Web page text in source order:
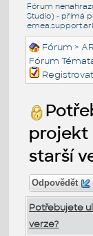
Fórum
Studio) - přímá
Fórum >
Fórum
Registrovat
projekt
starší
Odpovědět
Potřebujete
verze?